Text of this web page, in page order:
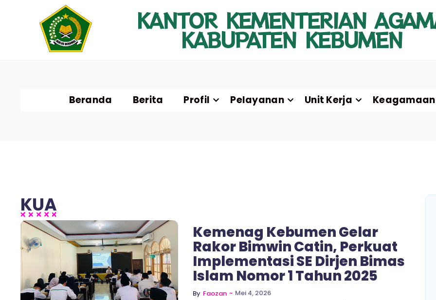
KANTOR KEMENTERIAN
KABUPATEN KEBUMEN
Beranda Berita Profil Pelayanan Unit Kerja Keagamaan
KUA
No Comments
Kemenag Kebumen Gelar
Rakor Bimwin Catin, Perkuat
Implementasi SE Dirjen Bimas
Islam Nomor 1 Tahun 2025
By Faozan ~ Mei 4, 2026